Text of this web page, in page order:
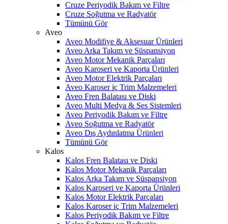
Cruze Periyodik Bakım ve Filtre
Cruze Soğutma ve Radyatör
Tümünü Gör
Aveo
Aveo Modifiye & Aksesuar Ürünleri
Aveo Arka Takım ve Süspansiyon
Aveo Motor Mekanik Parçaları
Aveo Karoseri ve Kaporta Ürünleri
Aveo Motor Elektrik Parçaları
Aveo Karoser iç Trim Malzemeleri
Aveo Fren Balatası ve Diski
Aveo Multi Medya & Ses Sistemleri
Aveo Periyodik Bakım ve Filtre
Aveo Soğutma ve Radyatör
Aveo Dış Aydınlatma Ürünleri
Tümünü Gör
Kalos
Kalos Fren Balatası ve Diski
Kalos Motor Mekanik Parçaları
Kalos Arka Takım ve Süspansiyon
Kalos Karoseri ve Kaporta Ürünleri
Kalos Motor Elektrik Parçaları
Kalos Karoser iç Trim Malzemeleri
Kalos Periyodik Bakım ve Filtre